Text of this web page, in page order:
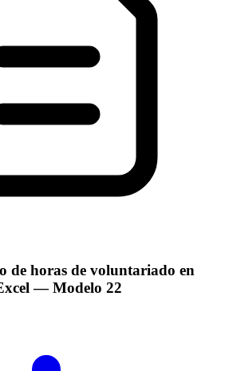
de horas de voluntariado en
— Modelo 22